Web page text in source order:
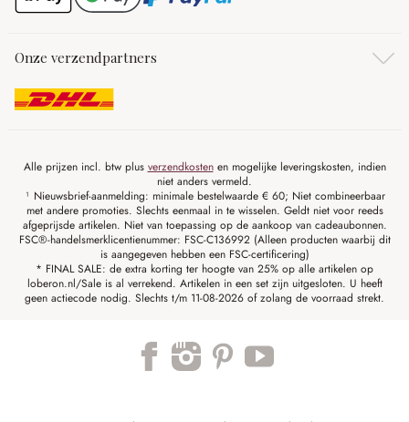
Onze verzendpartners
Alle prijzen incl. btw plus verzendkostenen mogelijke leveringskosten, indien
niet anders vermeld.
¹ Nieuwsbrief-aanmelding: minimale bestelwaarde € 60; Niet combineerbaar
met andere promoties. Slechts eenmaal in te wisselen. Geldt niet voor reeds
afgeprijsde artikelen. Niet van toepassing op de aankoop van cadeaubonnen.
FSC®-handelsmerklicentienummer: FSC-C136992 (Alleen producten waarbij dit
is aangegeven hebben een FSC-certificering)
* FINAL SALE: de extra korting ter hoogte van 25% op alle artikelen op
loberon.nl/Sale is al verrekend. Artikelen in een set zijn uitgesloten. U heeft
geen actiecode nodig. Slechts t/m 11-08-2026 of zolang de voorraad strekt.